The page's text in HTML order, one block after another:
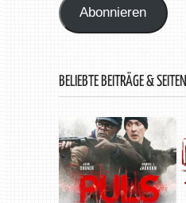
Abonnieren
BELIEBTE BEITRÄGE & SEITEN